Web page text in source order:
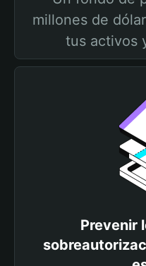
millones de
tus activos
Prevenir